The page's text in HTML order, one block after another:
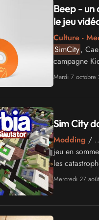
Beep - un
le jeu
Culture -
SimCity,
campagne
40.000$) le
Mardi 7 octobre
Sim City
Modding /
jeu en
les
Mercredi 27